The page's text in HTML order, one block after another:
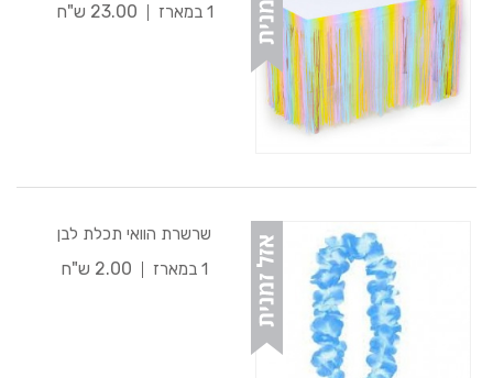
1 במארז
23.00 ש"ח
שרשרת הוואי תכלת לבן
1 במארז
2.00 ש"ח